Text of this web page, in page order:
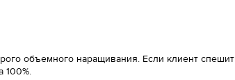
объемного наращивания. Если клиент
100%.